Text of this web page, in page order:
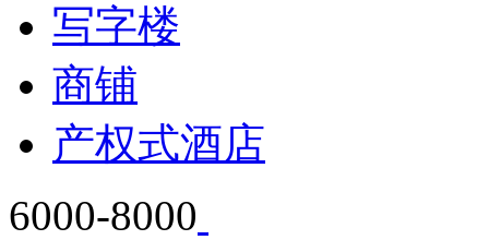
写字楼
商铺
产权式酒店
6000-8000